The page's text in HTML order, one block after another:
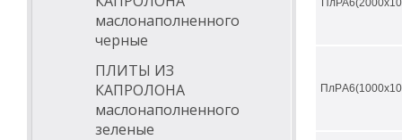
маслонаполненного
черные
ПЛИТЫ ИЗ
КАПРОЛОНА
маслонаполненного
зеленые